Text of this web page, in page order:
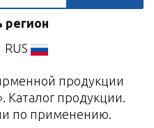
регион
RUS
продукции
Каталог продукции.
по применению.